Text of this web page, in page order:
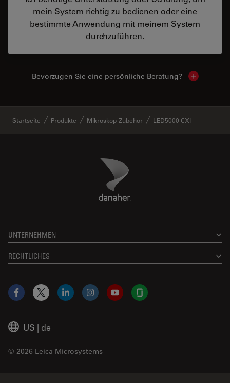
mein System richtig zu bedienen oder eine
bestimmte Anwendung mit meinem System
durchzuführen.
Bevorzugen Sie eine persönliche Beratung? Show
Startseite Produkte Mikroskop-Zubehör LED5000 CXI
Danaher Logo
UNTERNEHMEN
RECHTLICHES
US | de
© 2026 Leica Microsystems
Facebook
X LinkedInInstagramYouTubeGlassdoor